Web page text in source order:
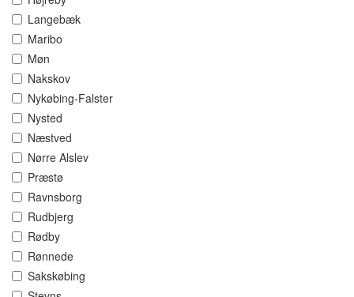
Langebæk
Maribo
Møn
Nakskov
Nykøbing-Falster
Nysted
Næstved
Nørre Alslev
Præstø
Ravnsborg
Rudbjerg
Rødby
Rønnede
Sakskøbing